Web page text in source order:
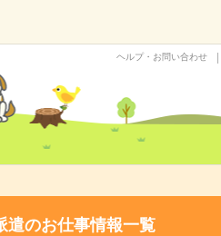
ヘルプ・お問い合わせ
遣のお仕事情報一覧